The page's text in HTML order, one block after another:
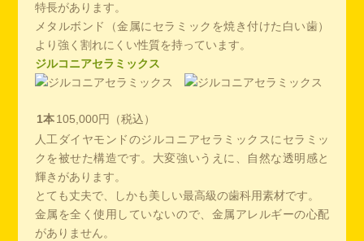
特長があります。
メタルボンド（金属にセラミックを焼き付けた白い歯）
より強く割れにくい性質を持っています。
ジルコニアセラミックス
1本 105,000円（税込）
人工ダイヤモンドのジルコニアセラミックスにセラミッ
クを被せた構造です。大変強いうえに、自然な透明感と
輝きがあります。
とても丈夫で、しかも美しい最高級の歯科用素材です。
金属を全く使用していないので、金属アレルギーの心配
がありません。